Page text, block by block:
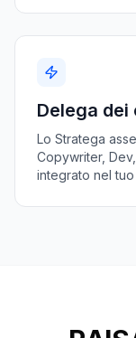
Delega dei
Lo Stratega
Copywriter,
integrato nel